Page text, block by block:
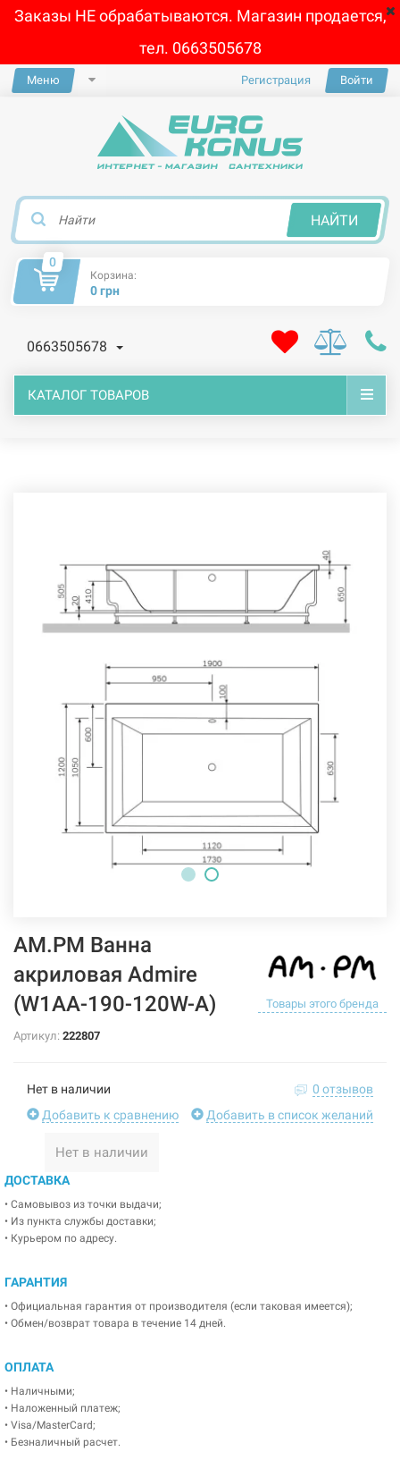
Заказы НЕ обрабатываются. Магазин продается,
тел. 0663505678
Меню Регистрация Войти
НАЙТИ
0
Корзина:
0 грн
0663505678
КАТАЛОГ ТОВАРОВ
AM.PM Ванна
акриловая Admire
(W1AA-190-120W-A)
Товары этого бренда
Артикул: 222807
Нет в наличии
0 отзывов
Добавить к сравнению
Добавить в список желаний
Нет в наличии
ДОСТАВКА
• Самовывоз из точки выдачи;
• Из пункта службы доставки;
• Курьером по адресу.
ГАРАНТИЯ
• Официальная гарантия от производителя (если таковая имеется);
• Обмен/возврат товара в течение 14 дней.
ОПЛАТА
• Наличными;
• Наложенный платеж;
• Visa/MasterCard;
• Безналичный расчет.